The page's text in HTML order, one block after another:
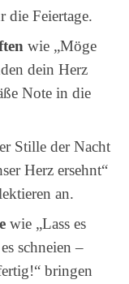
die Feiertage.
wie „Möge
dein Herz
Note in die
Stille der Nacht
Herz ersehnt“
an.
wie „Lass es
schneien –
bringen